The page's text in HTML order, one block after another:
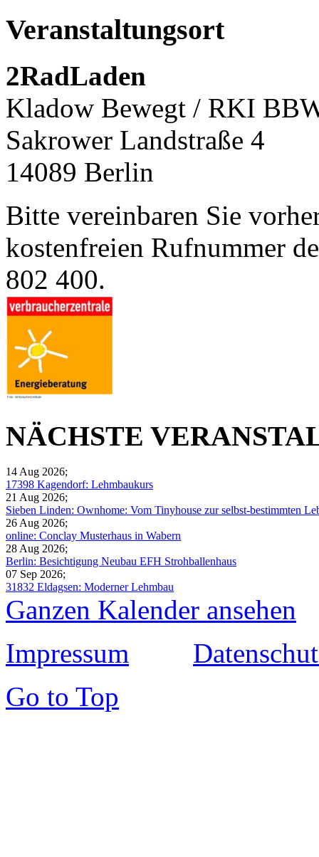
Veranstaltungsort
2RadLaden
Kladow Bewegt / RKI
Sakrower Landstraße 4
14089 Berlin
Bitte vereinbaren Sie
kostenfreien Rufnummer
802 400.
NÄCHSTE
14 Aug 2026;
17398 Kagendorf: Lehmbaukurs
21 Aug 2026;
Sieben Linden: Ownhome: Vom Tinyhouse zur selbst-bestimmten
26 Aug 2026;
online: Conclay Musterhaus in Wabern
28 Aug 2026;
Berlin: Besichtigung Neubau EFH Strohballenhaus
07 Sep 2026;
31832 Eldagsen: Moderner Lehmbau
Ganzen Kalender ansehen
Impressum
Go to Top